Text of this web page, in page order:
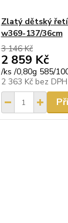
Zlatý dětský
w369-137/36cm
3 146 Kč
2 859 Kč
/ks /0,80g 585/
2 363 Kč bez DPH